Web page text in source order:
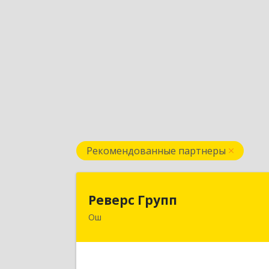
Рекомендованные партнеры
Реверс Групп
Ош
Кыргызская Республика, 723500, г.Ош,